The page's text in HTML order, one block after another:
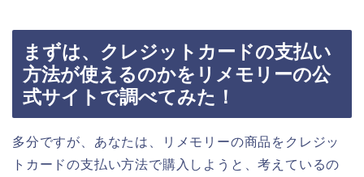
まずは、クレジットカードの支払い
方法が使えるのかをリメモリーの公
式サイトで調べてみた！
多分ですが、あなたは、リメモリーの商品をクレジッ
トカードの支払い方法で購入しようと、考えているの